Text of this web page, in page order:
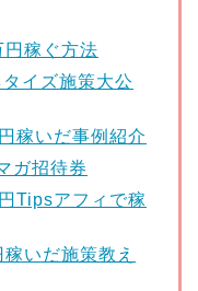
稼ぐ方法
イズ施策大公
稼いだ事例紹介
ガ招待券
Tipsアフィで稼
いだ施策教え